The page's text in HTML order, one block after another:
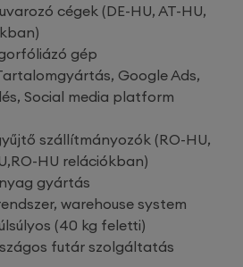
cégek (DE-HU, AT-HU,
gép
Google Ads,
Social media platform
szállítmányozók (RO-HU,
HU relációkban)
gyártás
warehouse system
(40 kg feletti)
futár szolgáltatás